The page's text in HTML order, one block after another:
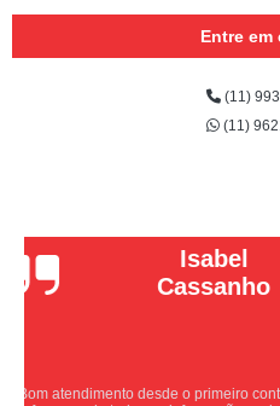
Entre em
(11)
(11)
Vera Maria
Equipe nota 10, trabalho rápido